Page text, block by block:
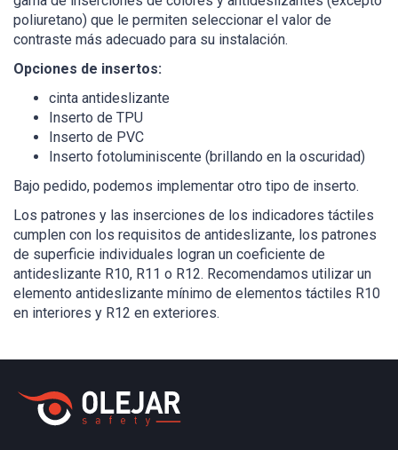
poliuretano) que le permiten seleccionar el valor de
contraste más adecuado para su instalación.
Opciones de insertos:
cinta antideslizante
Inserto de TPU
Inserto de PVC
Inserto fotoluminiscente (brillando en la oscuridad)
Bajo pedido, podemos implementar otro tipo de inserto.
Los patrones y las inserciones de los indicadores táctiles
cumplen con los requisitos de antideslizante, los patrones
de superficie individuales logran un coeficiente de
antideslizante R10, R11 o R12. Recomendamos utilizar un
elemento antideslizante mínimo de elementos táctiles R10
en interiores y R12 en exteriores.